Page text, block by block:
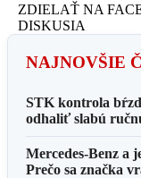
ZDIELAŤ NA
DISKUSIA
NAJNOVŠIE
STK kontrola bŕzd
odhaliť slabú
Mercedes-Benz a
Prečo sa značka